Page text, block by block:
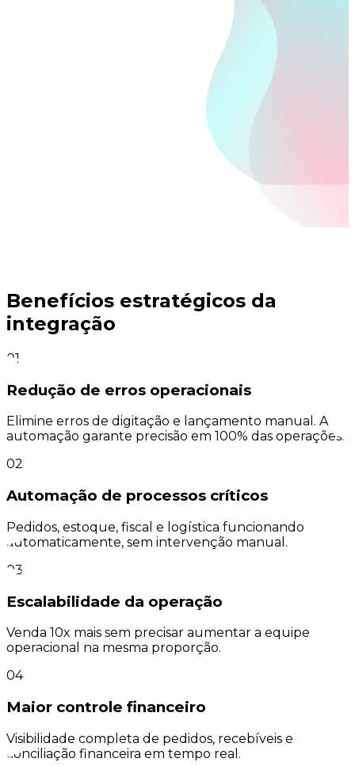
Benefícios estratégicos da
integração
01
Redução de erros operacionais
Elimine erros de digitação e lançamento manual. A
automação garante precisão em 100% das operações.
02
Automação de processos críticos
Pedidos, estoque, fiscal e logística funcionando
automaticamente, sem intervenção manual.
03
Escalabilidade da operação
Venda 10x mais sem precisar aumentar a equipe
operacional na mesma proporção.
04
Maior controle financeiro
Visibilidade completa de pedidos, recebíveis e
conciliação financeira em tempo real.